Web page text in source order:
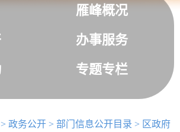
雁峰概况
办事服务
专题专栏
> 政务公开 > 部门信息公开目录 > 区政府